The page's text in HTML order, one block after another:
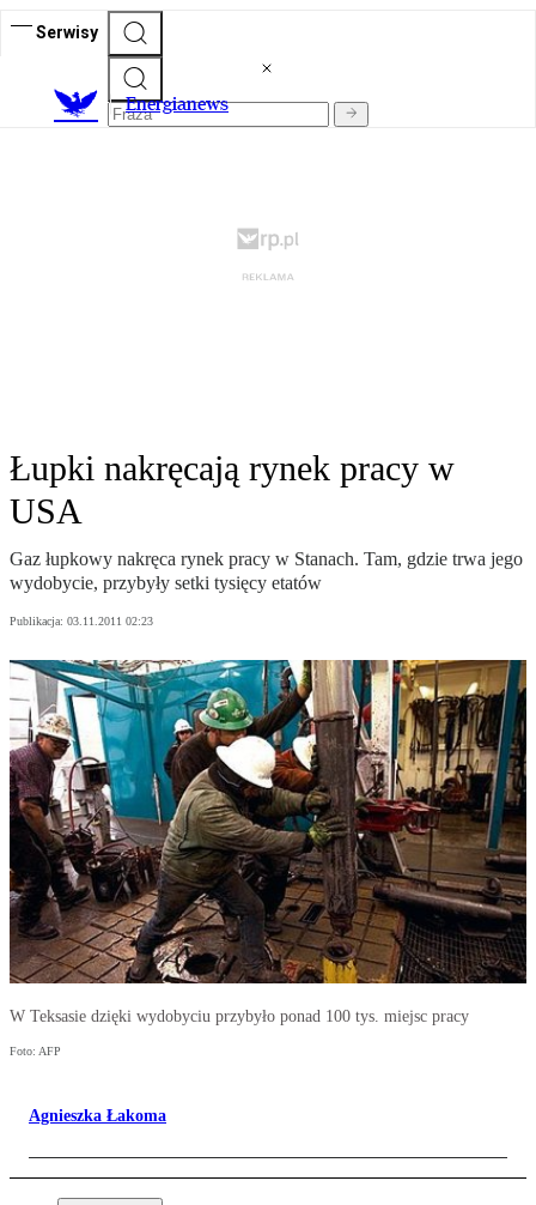
Serwisy
Energianews
Łupki nakręcają rynek pracy w
USA
Gaz łupkowy nakręca rynek pracy w Stanach. Tam, gdzie trwa jego
wydobycie, przybyły setki tysięcy etatów
Publikacja: 03.11.2011 02:23
W Teksasie dzięki wydobyciu przybyło ponad 100 tys. miejsc pracy
Foto: AFP
Agnieszka Łakoma